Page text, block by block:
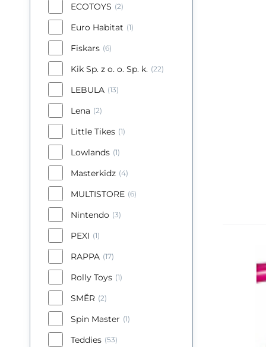
ECOTOYS (2)
Euro Habitat (1)
Fiskars (6)
Kik Sp. z o. o. Sp. k. (22)
LEBULA (13)
Lena (2)
Little Tikes (1)
Lowlands (1)
Masterkidz (4)
MULTISTORE (6)
Nintendo (3)
PEXI (1)
RAPPA (17)
Rolly Toys (1)
SMĚR (2)
Spin Master (1)
Teddies (53)